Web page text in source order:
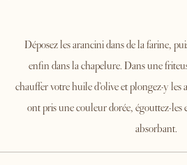
Déposez les arancini dans de la farine,
enfin dans la chapelure. Dans une
chauffer votre huile d’olive et plongez-y les
ont pris une couleur dorée, égouttez-les
absorbant.